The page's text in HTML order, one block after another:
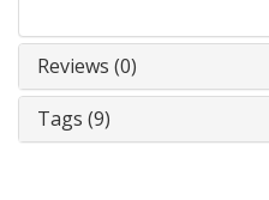
Reviews (0)
Tags (9)